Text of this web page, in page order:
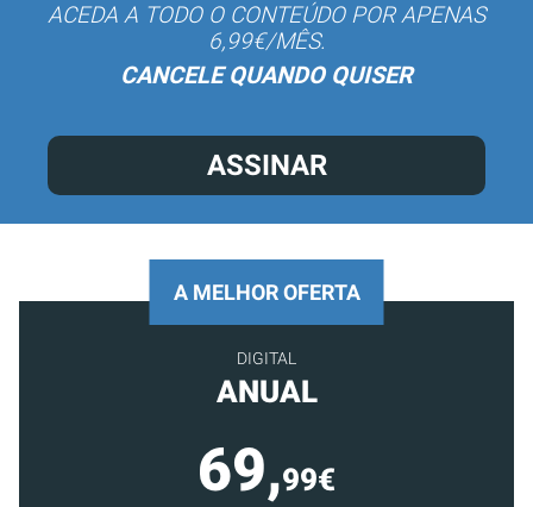
ACEDA A TODO O CONTEÚDO POR APENAS
6,99€/MÊS.
CANCELE QUANDO QUISER
ASSINAR
A MELHOR OFERTA
DIGITAL
ANUAL
69,99€